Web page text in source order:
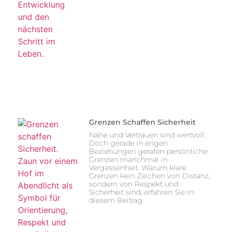
Grenzen Schaffen Sicherheit
Nähe und Vertrauen sind wertvoll.
Doch gerade in engen
Beziehungen geraten persönliche
Grenzen manchmal in
Vergessenheit. Warum klare
Grenzen kein Zeichen von Distanz,
sondern von Respekt und
Sicherheit sind, erfahren Sie in
diesem Beitrag.